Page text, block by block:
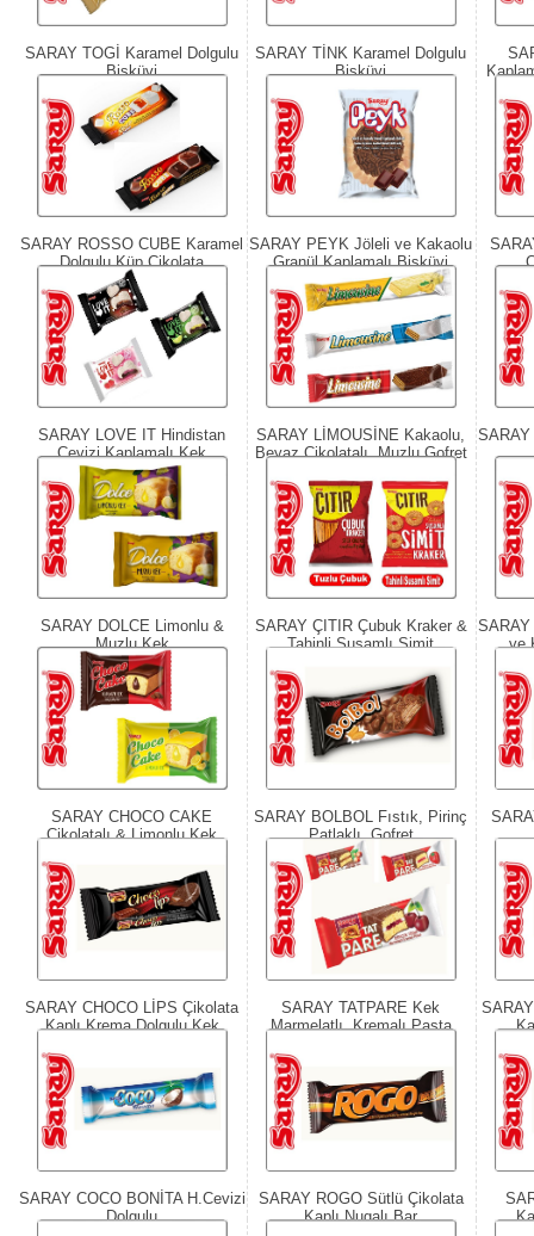
SARAY TOGİ Karamel Dolgulu
Bisküvi
SARAY TİNK Karamel Dolgulu
Bisküvi
SARAY ROSSO CUBE Karamel
Dolgulu Küp Çikolata
SARAY PEYK Jöleli ve Kakaolu
Granül Kaplamalı Bisküvi
SARAY LOVE IT Hindistan
Cevizi Kaplamalı Kek
SARAY LİMOUSİNE Kakaolu,
Beyaz Çikolatalı, Muzlu Gofret
SARAY DOLCE Limonlu &
Muzlu Kek
SARAY ÇITIR Çubuk Kraker &
Tahinli Susamlı Simit
ve
SARAY CHOCO CAKE
Çikolatalı & Limonlu Kek
SARAY BOLBOL Fıstık, Pirinç
Patlaklı, Gofret
SARAY CHOCO LİPS Çikolata
Kaplı Krema Dolgulu Kek
SARAY TATPARE Kek
Marmelatlı, Kremalı Pasta
SARAY COCO BONİTA H.Cevizi
Dolgulu
SARAY ROGO Sütlü Çikolata
Kaplı Nugalı Bar